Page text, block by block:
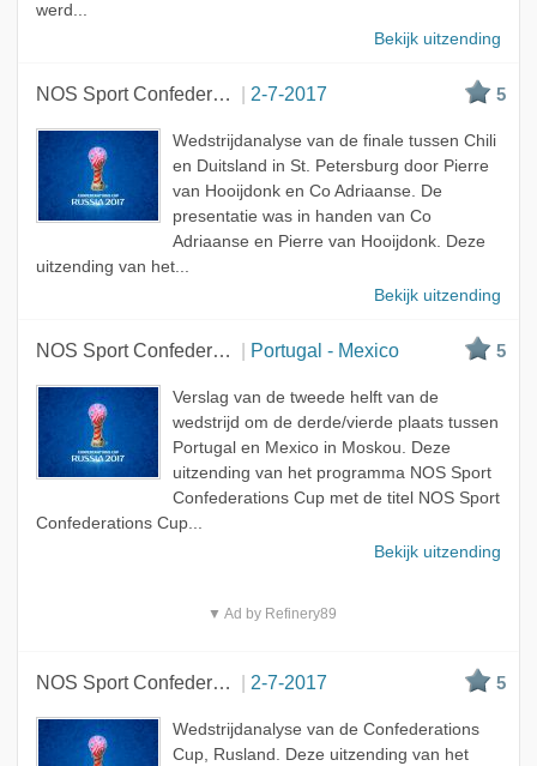
werd...
Bekijk uitzending
NOS Sport Confederations Cup 2-7-2017 5
Wedstrijdanalyse van de finale tussen Chili
en Duitsland in St. Petersburg door Pierre
van Hooijdonk en Co Adriaanse. De
presentatie was in handen van Co
Adriaanse en Pierre van Hooijdonk. Deze
uitzending van het...
Bekijk uitzending
NOS Sport Confederations Cup Portugal - Mexico 5
Verslag van de tweede helft van de
wedstrijd om de derde/vierde plaats tussen
Portugal en Mexico in Moskou. Deze
uitzending van het programma NOS Sport
Confederations Cup met de titel NOS Sport
Confederations Cup...
Bekijk uitzending
▼ Ad by Refinery89
NOS Sport Confederations Cup 2-7-2017 5
Wedstrijdanalyse van de Confederations
Cup, Rusland. Deze uitzending van het